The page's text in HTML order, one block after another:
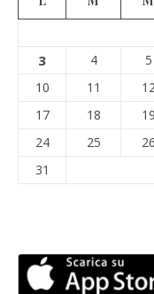
3 4 5
10
11
17
18 19
24
25 26
31